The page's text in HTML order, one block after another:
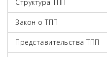
Структура ТПП
Закон о ТПП
Представительства ТПП